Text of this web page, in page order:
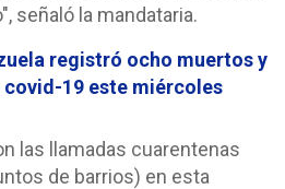
señaló la mandataria.
registró ocho muertos y
covid-19 este miércoles
las llamadas cuarentenas
de barrios) en esta